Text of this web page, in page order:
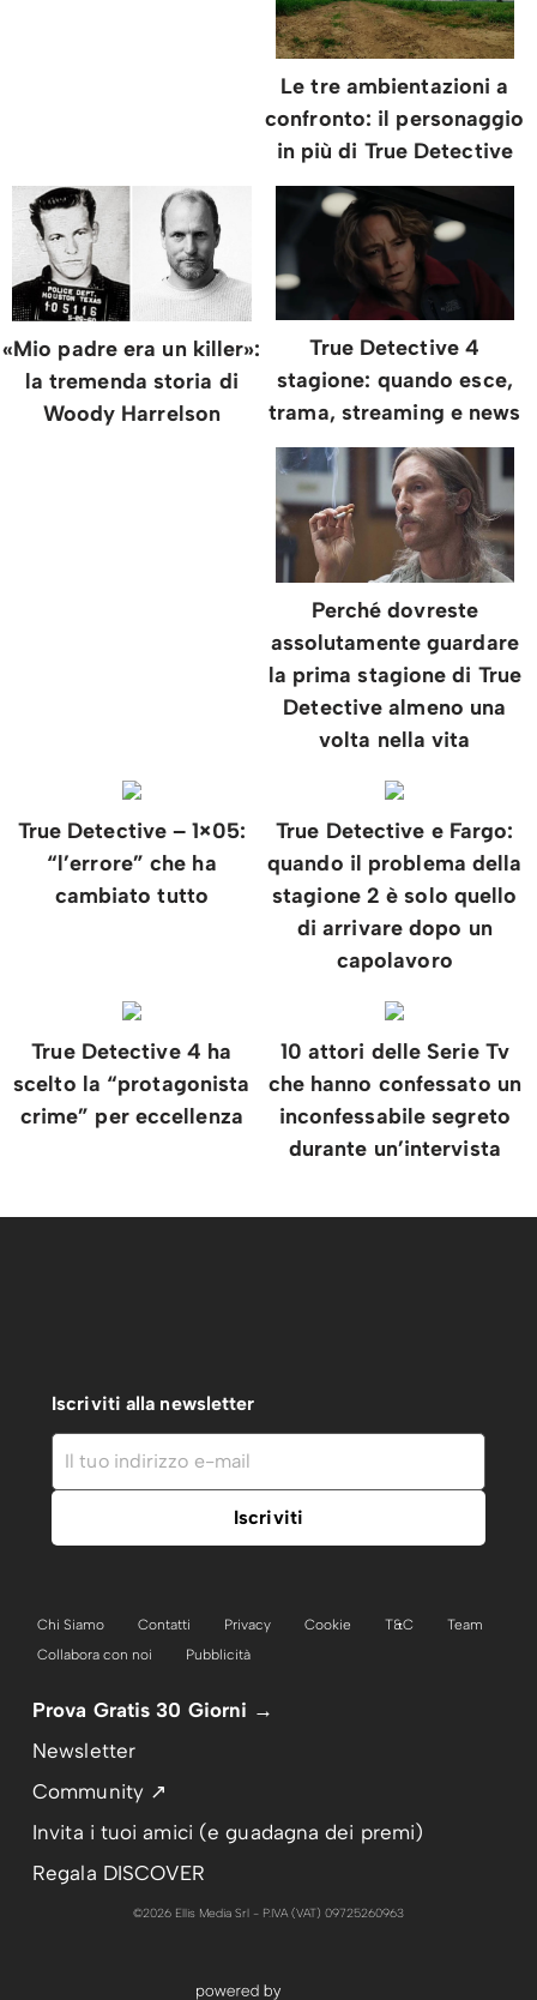
Le tre ambientazioni a
confronto: il personaggio
in più di True Detective
«Mio padre era un killer»:
la tremenda storia di
Woody Harrelson
True Detective 4
stagione: quando esce,
trama, streaming e news
Perché dovreste
assolutamente guardare
la prima stagione di True
Detective almeno una
volta nella vita
True Detective – 1×05:
“l’errore” che ha
cambiato tutto
True Detective e Fargo:
quando il problema della
stagione 2 è solo quello
di arrivare dopo un
capolavoro
True Detective 4 ha
scelto la “protagonista
crime” per eccellenza
10 attori delle Serie Tv
che hanno confessato un
inconfessabile segreto
durante un’intervista
Iscriviti alla newsletter
Chi Siamo Contatti Privacy Cookie T&C
Team
Collabora con noi
Pubblicità
Prova Gratis 30 Giorni →
Newsletter
Community ↗
Invita i tuoi amici (e guadagna dei premi)
Regala DISCOVER
©2026 Ellis Media Srl - P.IVA (VAT) 09725260963